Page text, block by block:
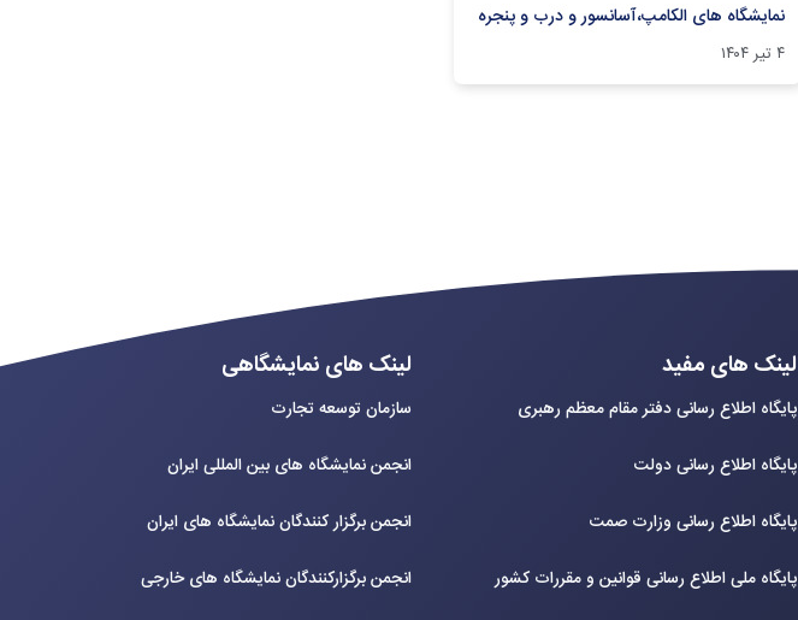
نمایشگاه های الکامپ،آسانسور و درب و پنجره
۴ تیر ۱۴۰۴
لینک های مفید
پایگاه اطلاع رسانی دفتر مقام معظم رهبری
پایگاه اطلاع رسانی دولت
پایگاه اطلاع رسانی وزارت صمت
پایگاه ملی اطلاع رسانی قوانین و مقررات کشور
لینک های نمایشگاهی
سازمان توسعه تجارت
انجمن نمایشگاه های بین المللی ایران
انجمن برگزار کنندگان نمایشگاه های ایران
انجمن برگزارکنندگان نمایشگاه های خارجی